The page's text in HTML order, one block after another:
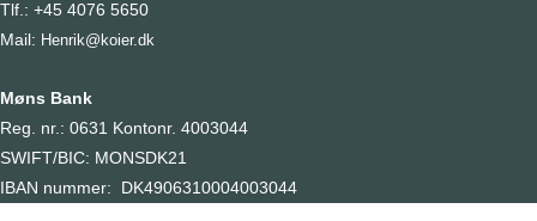
Tlf.: +45 4076 5650
Mail: Henrik@koier.dk
Møns Bank
Reg. nr.: 0631 Kontonr. 4003044
SWIFT/BIC: MONSDK21
IBAN nummer: DK4906310004003044